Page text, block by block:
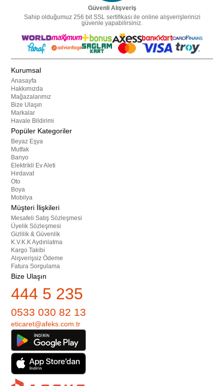
Güvenli Alışveriş
Sahip olduğumuz 256 bit SSL sertifikası ile online alışverişlerinizi
güvenle yapabilirsiniz.
Kurumsal
Anasayfa
Hakkımızda
Mağazalarımız
Bize Ulaşın
Markalar
Havale Bildirimi
Popüler Kategoriler
Beyaz Eşya
Mutfak
Banyo
Elektrikli Ev Aleti
Hırdavat
Oto
Boya
Mobilya
Müşteri İlişkileri
Mesafeli Satış Sözleşmesi
Üyelik Sözleşmesi
Gizlilik & Güvenlik
K.V.K.K Aydınlatma
Kargo Takibi
Alışverişsiz Ödeme
Fatura Sorgulama
Bize Ulaşın
444 5 235
0533 030 82 13
eticaret@afeks.com.tr